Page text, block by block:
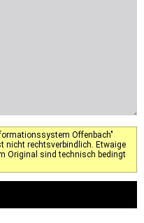
Offenbach"
nicht rechtsverbindlich. Etwaige
Original sind technisch bedingt